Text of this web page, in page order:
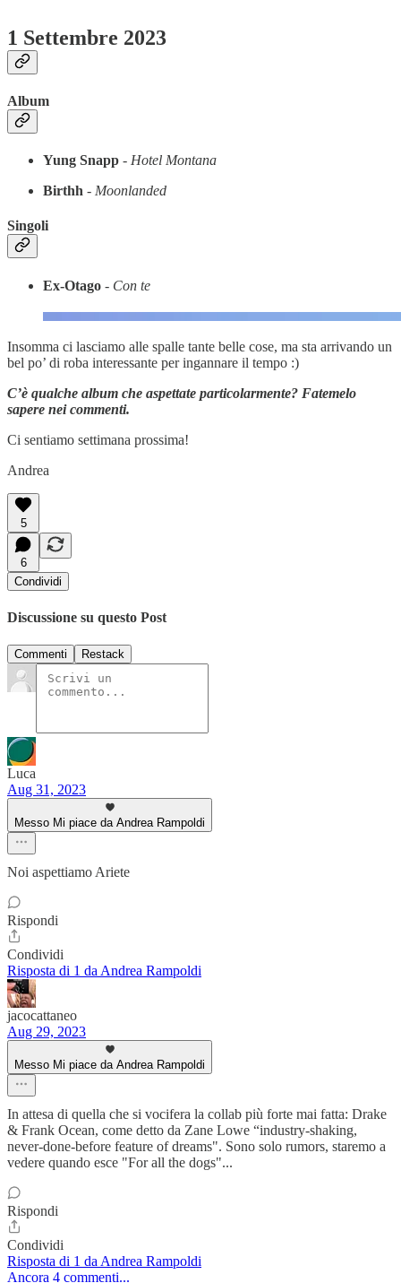
1 Settembre 2023
Album
Yung Snapp - Hotel Montana
Birthh - Moonlanded
Singoli
Ex-Otago - Con te
Insomma ci lasciamo alle spalle tante belle cose, ma sta arrivando un
bel po’ di roba interessante per ingannare il tempo :)
C’è qualche album che aspettate particolarmente? Fatemelo
sapere nei commenti.
Ci sentiamo settimana prossima!
Andrea
5
6
Condividi
Discussione su questo Post
Commenti Restack
Luca
Aug 31, 2023
Messo Mi piace da Andrea Rampoldi
Noi aspettiamo Ariete
Rispondi
Condividi
Risposta di 1 da Andrea Rampoldi
jacocattaneo
Aug 29, 2023
Messo Mi piace da Andrea Rampoldi
In attesa di quella che si vocifera la collab più forte mai fatta: Drake
& Frank Ocean, come detto da Zane Lowe “industry-shaking,
never-done-before feature of dreams". Sono solo rumors, staremo a
vedere quando esce "For all the dogs"...
Rispondi
Condividi
Risposta di 1 da Andrea Rampoldi
Ancora 4 commenti...